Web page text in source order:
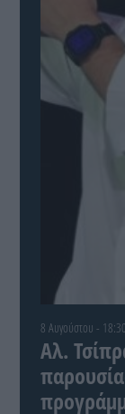
8 Αυγούστου - 18:30
Αλ.